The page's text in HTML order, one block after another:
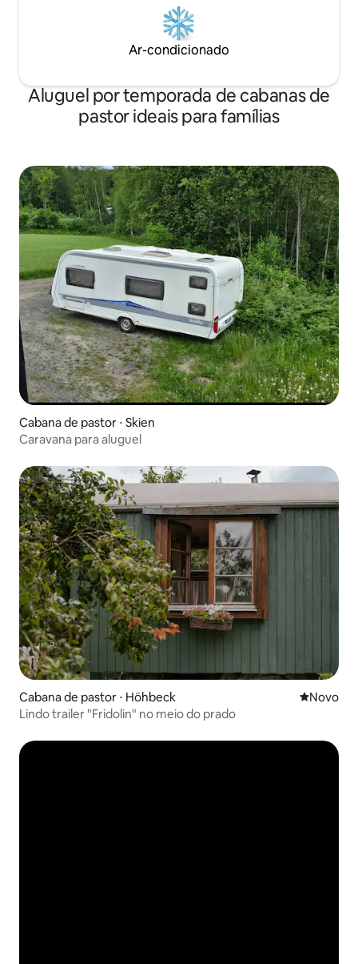
Ar-condicionado
Aluguel por temporada de cabanas de
pastor ideais para famílias
Cabana de pastor ⋅ Skien
Caravana para aluguel
Cabana de pastor ⋅ Höhbeck Novo
Novo
Lindo trailer "Fridolin" no meio do prado